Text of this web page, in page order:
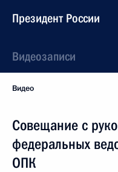
Президент России
Видеозаписи
Видео
Совещание с
федеральных
ОПК